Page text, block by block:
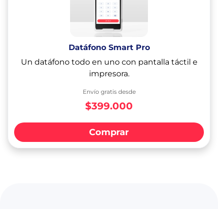
Datáfono Smart Pro
Un datáfono todo en uno con pantalla táctil e
impresora.
Envío gratis desde
$399.000
Comprar